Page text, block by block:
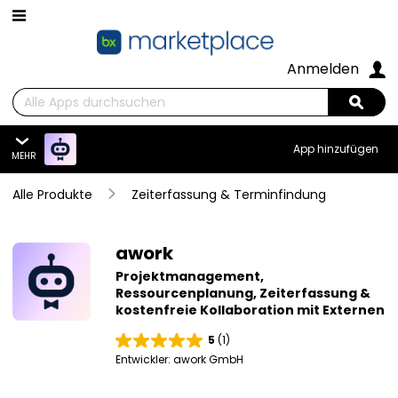
Zum Hauptinhalt wechseln
Suchen
Anmelden
MEHR App hinzufügen
Übersicht
Preise
Bewertungen
awork
Alle Produkte Zeiterfassung & Terminfindung
Summary
awork
Projektmanagement,
Ressourcenplanung, Zeiterfassung &
kostenfreie Kollaboration mit Externen
5 (1)
B
e
Entwickler: awork GmbH